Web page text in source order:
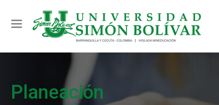
Toggle navigation
Planeación